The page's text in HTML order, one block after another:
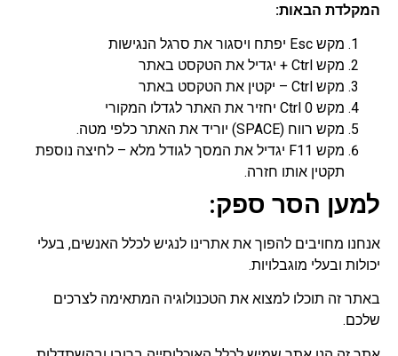
המקלדת הבאות:
מקש Esc יפתח ויסגור את סרגל הנגישות
מקש Ctrl + יגדיל את הטקסט באתר
מקש Ctrl – יקטין את הטקסט באתר
מקש Ctrl 0 יחזיר את האתר לגדלו המקורי
מקש רווח (SPACE) יוריד את האתר כלפי מטה.
מקש F11 יגדיל את המסך לגודל מלא – לחיצה נוספת
תקטין אותו חזרה.
למען הסר ספק:
אנחנו מחויבים להפוך את אתרינו לנגיש לכלל האנשים, בעלי
יכולות ובעלי מוגבלויות.
באתר זה תוכלו למצוא את הטכנולוגיה המתאימה לצרכים
שלכם.